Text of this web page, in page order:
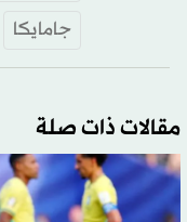
جامايكا
مقالات ذات صلة